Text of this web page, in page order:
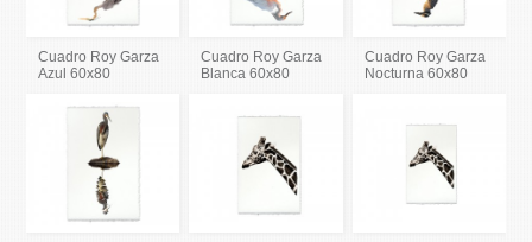
Cuadro Roy Garza
Azul 60x80
Cuadro Roy Garza
Blanca 60x80
Cuadro Roy Garza
Nocturna 60x80